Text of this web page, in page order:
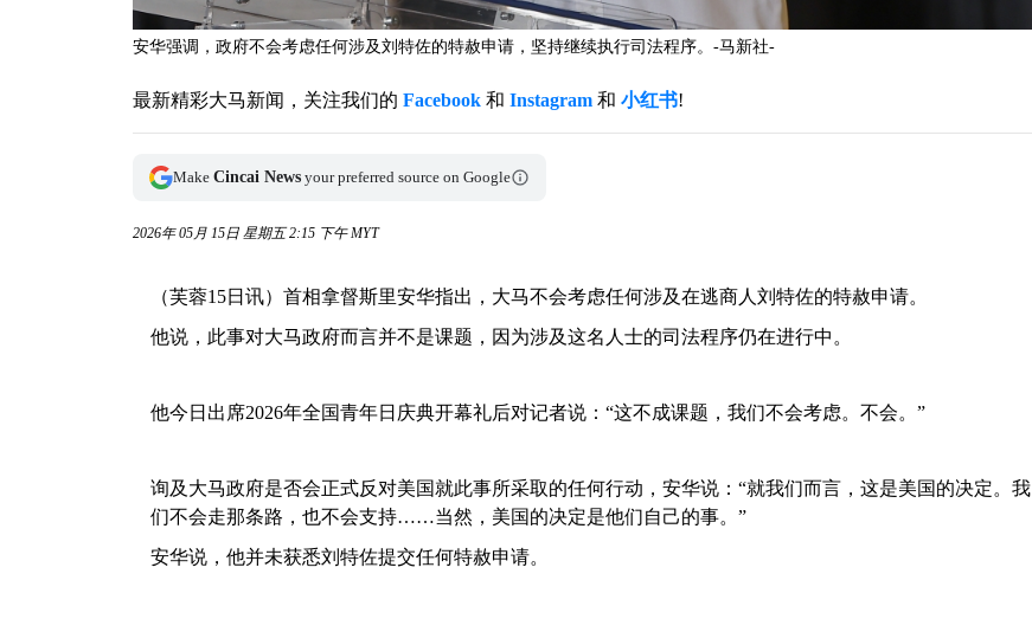
安华强调，政府不会考虑任何涉及刘特佐的特赦申请，坚持继续执行司法程序。-马新社-
最新精彩大马新闻，关注我们的 Facebook 和 Instagram 和 小红书!
Make Cincai News your preferred source on Google
2026年 05月 15日 星期五 2:15 下午 MYT
（芙蓉15日讯）首相拿督斯里安华指出，大马不会考虑任何涉及在逃商人刘特佐的特赦申请。
他说，此事对大马政府而言并不是课题，因为涉及这名人士的司法程序仍在进行中。
他今日出席2026年全国青年日庆典开幕礼后对记者说：“这不成课题，我们不会考虑。不会。”
询及大马政府是否会正式反对美国就此事所采取的任何行动，安华说：“就我们而言，这是美国的决定。我
们不会走那条路，也不会支持……当然，美国的决定是他们自己的事。”
安华说，他并未获悉刘特佐提交任何特赦申请。